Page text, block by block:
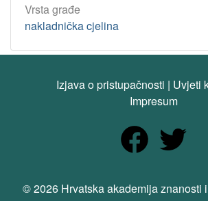
Vrsta građe
nakladnička cjelina
Izjava o pristupačnosti | Uvjeti
Impresum
© 2026 Hrvatska akademija znanosti i